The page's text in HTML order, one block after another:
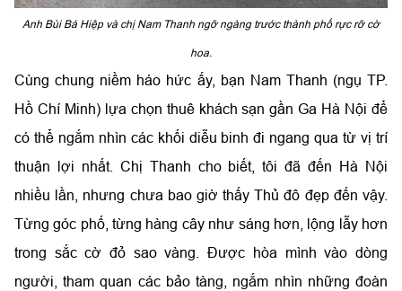
Anh Bùi Bá Hiệp và chị Nam Thanh ngỡ ngàng trước thành phố rực rỡ cờ
hoa.
Cùng chung niềm háo hức ấy, bạn Nam Thanh (ngụ TP.
Hồ Chí Minh) lựa chọn thuê khách sạn gần Ga Hà Nội để
có thể ngắm nhìn các khối diễu binh đi ngang qua từ vị trí
thuận lợi nhất. Chị Thanh cho biết, tôi đã đến Hà Nội
nhiều lần, nhưng chưa bao giờ thấy Thủ đô đẹp đến vậy.
Từng góc phố, từng hàng cây như sáng hơn, lộng lẫy hơn
trong sắc cờ đỏ sao vàng. Được hòa mình vào dòng
người, tham quan các bảo tàng, ngắm nhìn những đoàn